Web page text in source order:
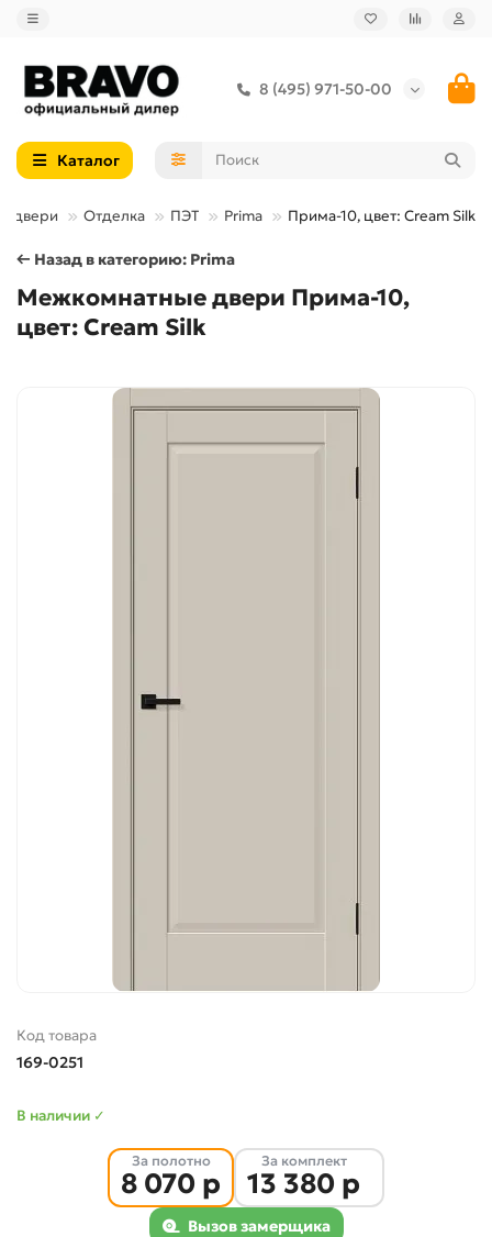
8 (495) 971-50-00
Каталог
двери Отделка ПЭТ Prima Прима-10, цвет: Cream Silk
← Назад в категорию: Prima
Межкомнатные двери Прима-10,
цвет: Cream Silk
Код товара
169-0251
В наличии ✓
За полотно
8 070 р
За комплект
13 380 р
Вызов замерщика